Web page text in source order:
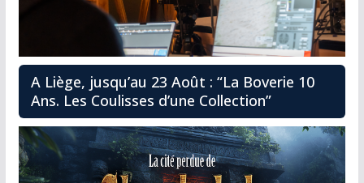
A Liège, jusqu’au 23 Août : “La Boverie 10
Ans. Les Coulisses d’une Collection”